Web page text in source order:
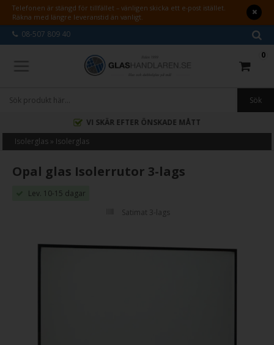
Telefonen är stängd för tillfället – vänligen skicka ett e-post istället.
Räkna med längre leveranstid än vanligt.
08-507 809 40
0
VI SKÄR EFTER ÖNSKADE MÅTT
Isolerglas » Isolerglas
Opal glas Isolerrutor 3-lags
Lev. 10-15 dagar
Satimat 3-lags